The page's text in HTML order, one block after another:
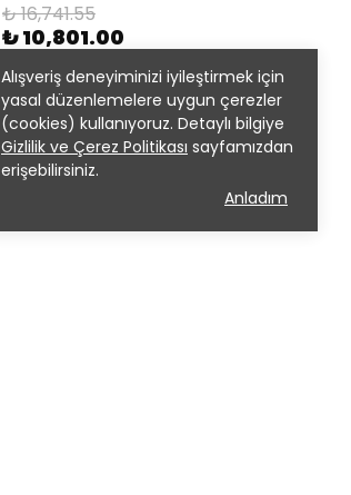
Alışveriş deneyiminizi iyileştirmek için
yasal düzenlemelere uygun çerezler
(cookies) kullanıyoruz. Detaylı bilgiye
Gizlilik ve Çerez Politikası sayfamızdan
erişebilirsiniz.
Anladım
₺ 16,741.55
₺ 10,801.00